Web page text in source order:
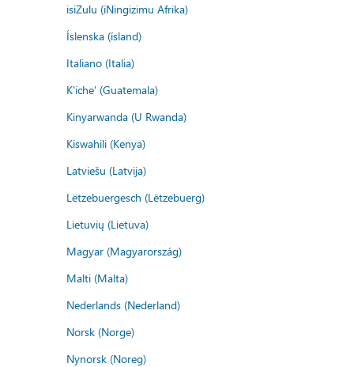
isiZulu (iNingizimu Afrika)
Íslenska (ísland)
Italiano (Italia)
K'iche' (Guatemala)
Kinyarwanda (U Rwanda)
Kiswahili (Kenya)
Latviešu (Latvija)
Lëtzebuergesch (Lëtzebuerg)
Lietuvių (Lietuva)
Magyar (Magyarország)
Malti (Malta)
Nederlands (Nederland)
Norsk (Norge)
Nynorsk (Noreg)